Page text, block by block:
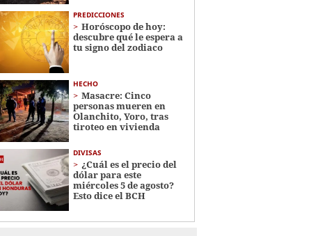
PREDICCIONES
Horóscopo de hoy:
descubre qué le espera a
tu signo del zodiaco
HECHO
Masacre: Cinco
personas mueren en
Olanchito, Yoro, tras
tiroteo en vivienda
DIVISAS
¿Cuál es el precio del
dólar para este
miércoles 5 de agosto?
Esto dice el BCH